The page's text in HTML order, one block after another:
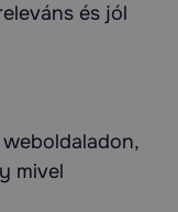
és jól
mivel